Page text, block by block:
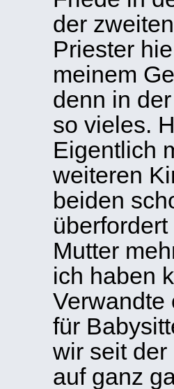
der
Priester
meinem
denn in
so vieles.
Eigentlich
weiteren
beiden
Mutter
ich haben
Verwandte
für
wir seit
auf ganz